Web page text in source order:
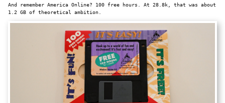
And remember America Online? 100 free hours. At 28.8k, that was about
1.2 GB of theoretical ambition.